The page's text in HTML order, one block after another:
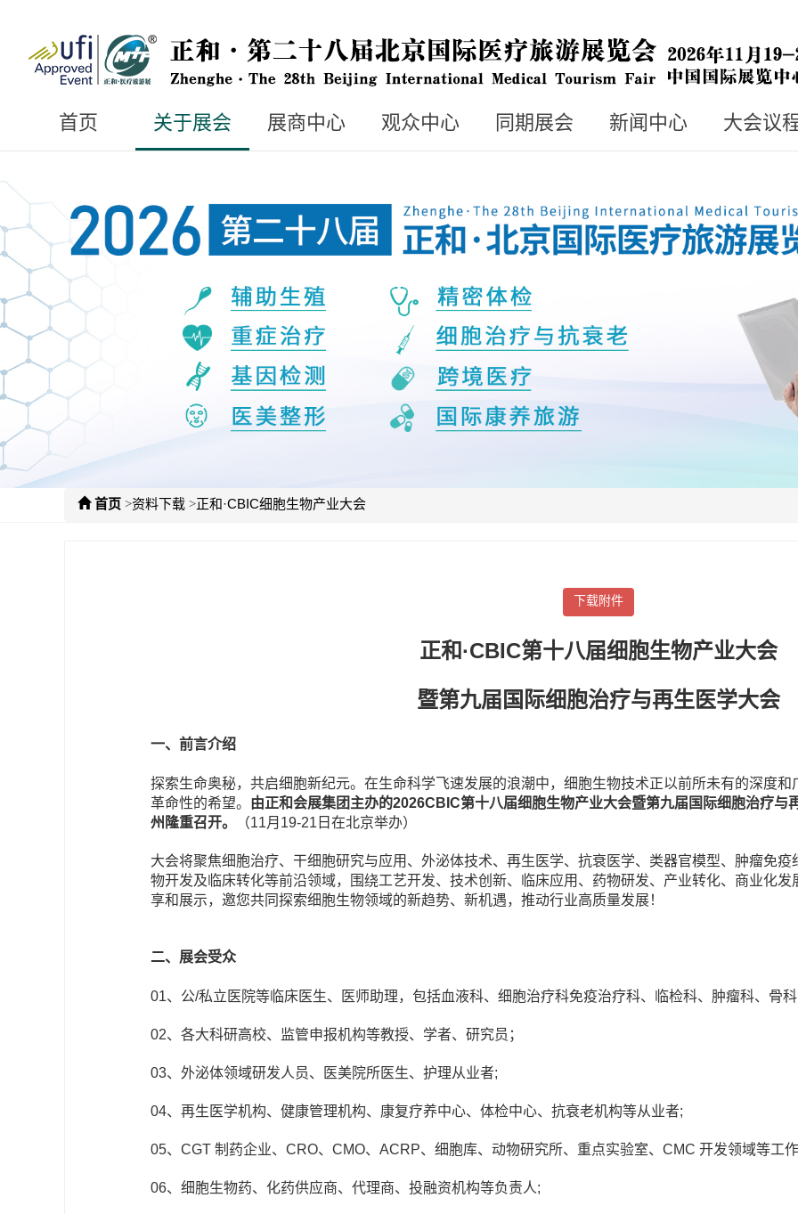
首页 关于展会 展商中心 观众中心 同期展会 新闻中心 大会议
首页 >资料下载 >正和·CBIC细胞生物产业大会
下载附件
正和·CBIC第十八届细胞生物产业大会
暨第九届国际细胞治疗与再生医学大会
一、前言介绍
探索生命奥秘，共启细胞新纪元。在生命科学飞速发展的浪潮中，细胞生物技术正以前所未有的深度
革命性的希望。
由正和会展集团主办的2026CBIC第十八届细胞生物产业大会暨第九届国际细胞治疗与
州 隆重召开。 （11月19-21日在北京举办）
大会将聚焦细胞治疗、干细胞研究与应用、外泌体技术、再生医学、抗衰医学、类器官模型、肿瘤免
物开发及临床转化等前沿领域，围绕工艺开发、技术创新、临床应用、药物研发、产业转化、商业化
享和展示，邀您共同探索细胞生物领域的新趋势、新机遇，推动行业高质量发展！
二、展会受众
01、公/私立医院等临床医生、医师助理，包括血液科、细胞治疗科免疫治疗科、临检科、肿瘤科、骨
02、各大科研高校、监管申报机构等教授、学者、研究员；
03、外泌体领域研发人员、医美院所医生、护理从业者;
04、再生医学机构、健康管理机构、康复疗养中心、体检中心、抗衰老机构等从业者;
05、CGT 制药企业、CRO、CMO、ACRP、细胞库、动物研究所、重点实验室、CMC 开发领域等工
06、细胞生物药、化药供应商、代理商、投融资机构等负责人;